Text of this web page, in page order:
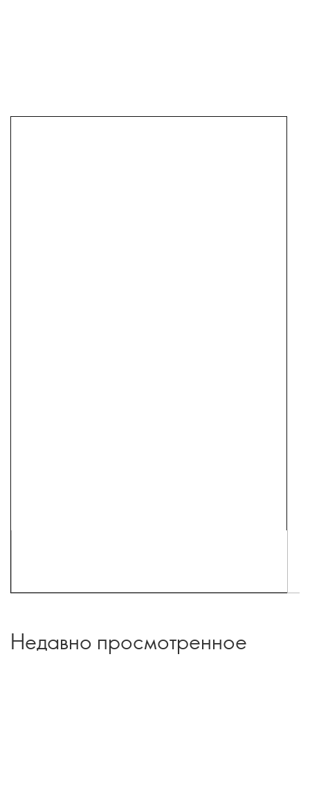
Недавно просмотренное